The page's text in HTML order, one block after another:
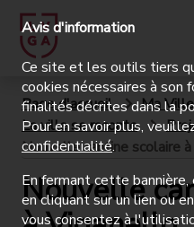
Page d'accueil
Ma Ville
La ville se raconte
Nouvelle cantine scolaire
Nouvelle
Avis d'information
Ce site et les outils tiers
cookies nécessaires à
finalités décrites dans la
Pour en savoir plus,
confidentialité.
En fermant cette
en cliquant sur un lien ou
vous consentez à